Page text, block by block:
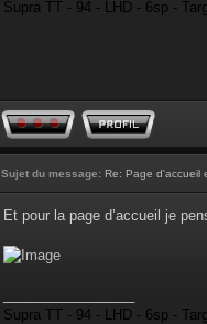
Supra TT - 94 - LHD - 6sp -
Sujet du message: Re: Page d'accueil
Et pour la page d’accueil je
Supra TT - 94 - LHD - 6sp -